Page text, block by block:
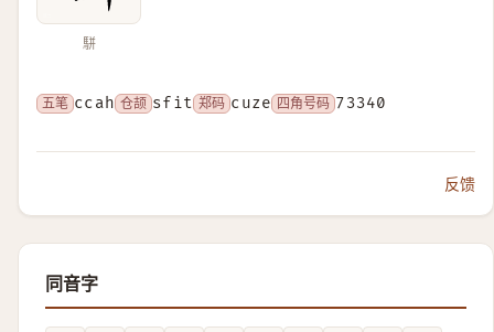
駢
五笔 ccah 仓颉 sfit 郑码 cuze 四角号码 73340
反馈
同音字